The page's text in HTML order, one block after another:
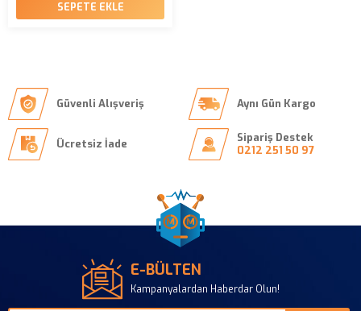
SEPETE EKLE
Güvenli Alışveriş Aynı Gün Kargo
Ücretsiz İade
Sipariş Destek
0212 251 50 97
E-BÜLTEN
Kampanyalardan Haberdar Olun!